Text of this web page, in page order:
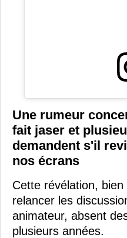
Une rumeur
fait jaser et
demandent s'il
nos écrans
Cette révélation,
relancer les
animateur, absent
plusieurs années.